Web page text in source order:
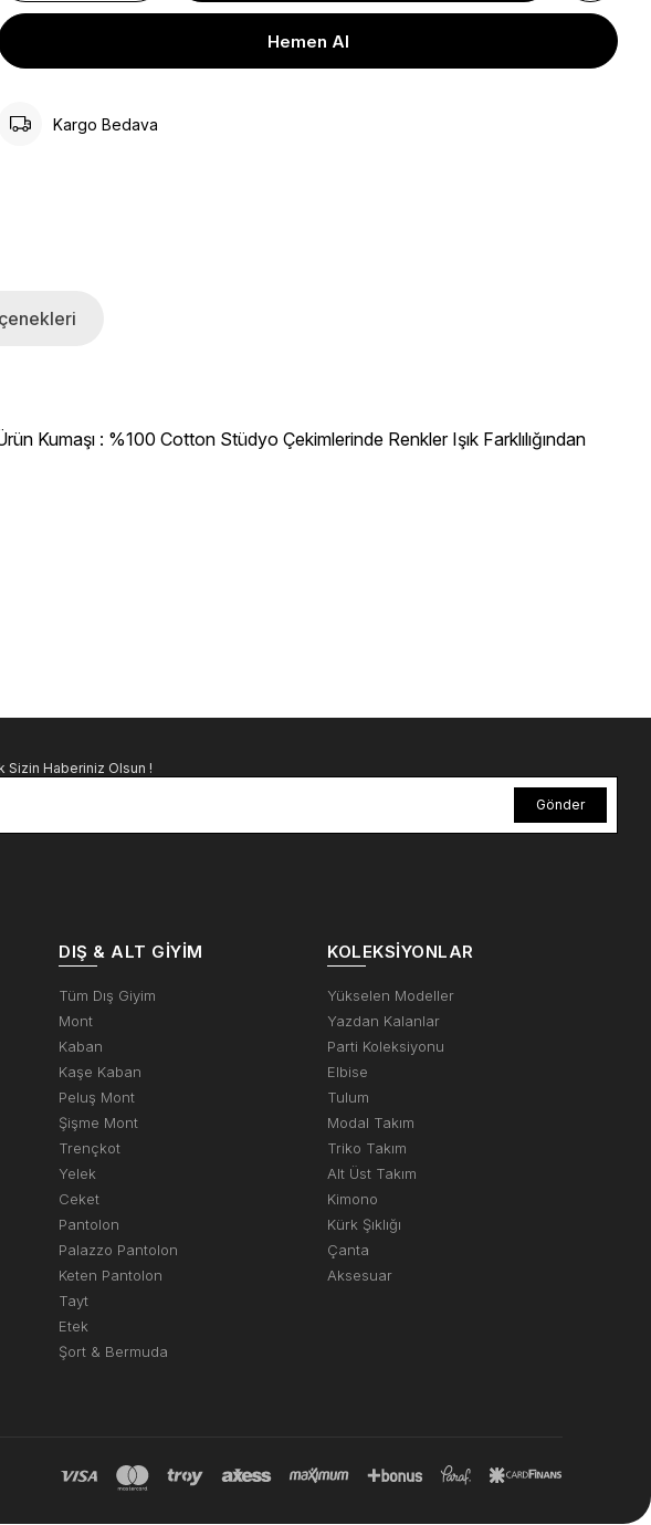
Kargo Bedava
: %100 Cotton Stüdyo Çekimlerinde Renkler Işık Farklılığından
Sizin Haberiniz Olsun !
Gönder
DIŞ & ALT GIYIM
Tüm Dış Giyim
Mont
Kaban
Kaşe Kaban
Peluş Mont
Şişme Mont
Trençkot
Yelek
Ceket
Pantolon
Palazzo Pantolon
Keten Pantolon
Tayt
Etek
Şort & Bermuda
KOLEKSIYONLAR
Yükselen Modeller
Yazdan Kalanlar
Parti Koleksiyonu
Elbise
Tulum
Modal Takım
Triko Takım
Alt Üst Takım
Kimono
Kürk Şıklığı
Çanta
Aksesuar